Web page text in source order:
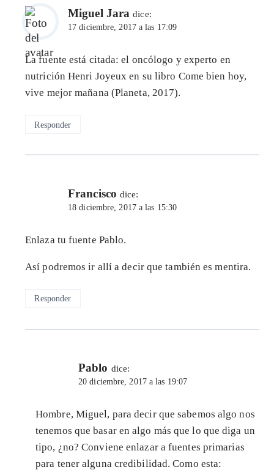
Miguel Jara dice:
17 diciembre, 2017 a las 17:09
La fuente está citada: el oncólogo y experto en
nutrición Henri Joyeux en su libro Come bien hoy,
vive mejor mañana (Planeta, 2017).
Responder
Francisco dice:
18 diciembre, 2017 a las 15:30
Enlaza tu fuente Pablo.
Así podremos ir allí a decir que también es mentira.
Responder
Pablo dice:
20 diciembre, 2017 a las 19:07
Hombre, Miguel, para decir que sabemos algo nos
tenemos que basar en algo más que lo que diga un
tipo, ¿no? Conviene enlazar a fuentes primarias
para tener alguna credibilidad. Como esta: